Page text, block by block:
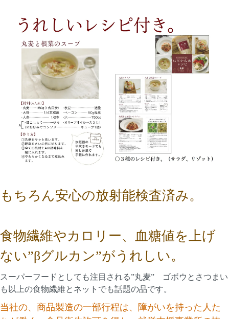
もちろん安心の放射能検査済み。
食物繊維やカロリー、血糖値を上げ
ない”βグルカン”がうれしい。
スーパーフードとしても注目される”丸麦” ゴボウとさつまい
も以上の食物繊維とネットでも話題の品です。
当社の、商品製造の一部行程は、障がいを持った人た